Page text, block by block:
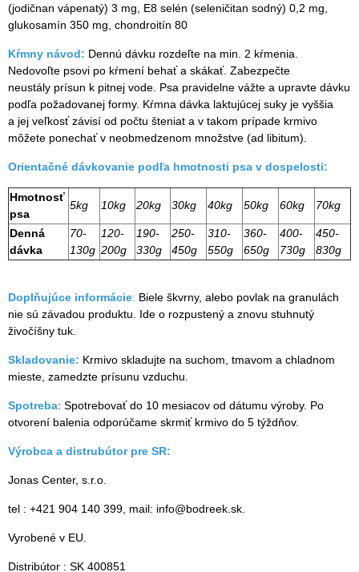
(jodičnan vápenatý) 3 mg, E8 selén (seleničitan sodný) 0,2 mg,
glukosamín 350 mg, chondroitín 80
Kŕmny návod: Dennú dávku rozdeľte na min. 2 kŕmenia.
Nedovoľte psovi po kŕmení behať a skákať. Zabezpečte
neustály prísun k pitnej vode. Psa pravidelne vážte a upravte dávku
podľa požadovanej formy. Kŕmna dávka laktujúcej suky je vyššia
a jej veľkosť závisí od počtu šteniat a v takom prípade krmivo
môžete ponechať v neobmedzenom množstve (ad libitum).
Orientačné dávkovanie podľa hmotnosti psa v dospelosti:
Hmotnosť
psa
5kg 10kg 20kg 30kg 40kg 50kg 60kg 70kg
Denná
dávka
70-
130g
120-
200g
190-
330g
250-
450g
310-
550g
360-
650g
400-
730g
450-
830g
Doplňujúce informácie: Biele škvrny, alebo povlak na granulách
nie sú závadou produktu. Ide o rozpustený a znovu stuhnutý
živočíšny tuk.
Skladovanie: Krmivo skladujte na suchom, tmavom a chladnom
mieste, zamedzte prísunu vzduchu.
Spotreba: Spotrebovať do 10 mesiacov od dátumu výroby. Po
otvorení balenia odporúčame skrmiť krmivo do 5 týždňov.
Výrobca a distrubútor pre SR:
Jonas Center, s.r.o.
tel : +421 904 140 399, mail: info@bodreek.sk.
Vyrobené v EU.
Distribútor : SK 400851